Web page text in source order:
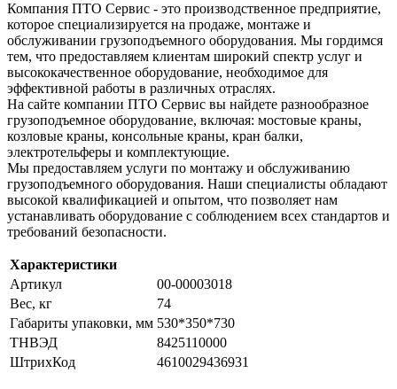
Компания ПТО Сервис - это производственное предприятие,
которое специализируется на продаже, монтаже и
обслуживании грузоподъемного оборудования. Мы гордимся
тем, что предоставляем клиентам широкий спектр услуг и
высококачественное оборудование, необходимое для
эффективной работы в различных отраслях.
На сайте компании ПТО Сервис вы найдете разнообразное
грузоподъемное оборудование, включая: мостовые краны,
козловые краны, консольные краны, кран балки,
электротельферы и комплектующие.
Мы предоставляем услуги по монтажу и обслуживанию
грузоподъемного оборудования. Наши специалисты обладают
высокой квалификацией и опытом, что позволяет нам
устанавливать оборудование с соблюдением всех стандартов и
требований безопасности.
Характеристики
Артикул
00-00003018
Вес, кг
74
Габариты упаковки, мм 530*350*730
ТНВЭД
8425110000
ШтрихКод
4610029436931